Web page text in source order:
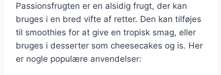
Passionsfrugten er en alsidig frugt, der kan
bruges i en bred vifte af retter. Den kan tilføjes
til smoothies for at give en tropisk smag, eller
bruges i desserter som cheesecakes og is. Her
er nogle populære anvendelser: